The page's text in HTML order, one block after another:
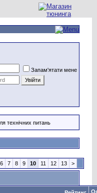
Запам'ятати мене
технічних питань
6 7 8 9 10 11 12 13 >